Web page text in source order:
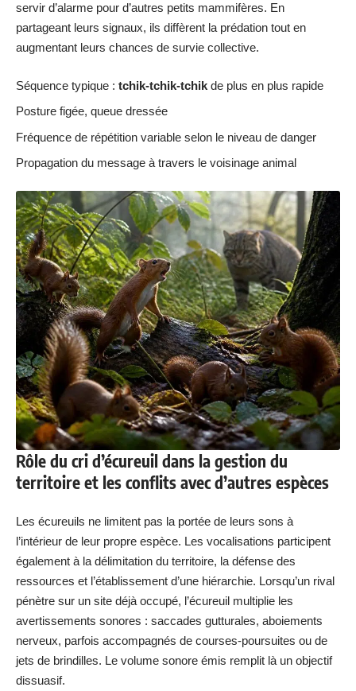
servir d’alarme pour d’autres petits mammifères. En
partageant leurs signaux, ils diffèrent la prédation tout en
augmentant leurs chances de survie collective.
Séquence typique : tchik-tchik-tchik de plus en plus rapide
Posture figée, queue dressée
Fréquence de répétition variable selon le niveau de danger
Propagation du message à travers le voisinage animal
Rôle du cri d’écureuil dans la gestion du
territoire et les conflits avec d’autres espèces
Les écureuils ne limitent pas la portée de leurs sons à
l’intérieur de leur propre espèce. Les vocalisations participent
également à la délimitation du territoire, la défense des
ressources et l’établissement d’une hiérarchie. Lorsqu’un rival
pénètre sur un site déjà occupé, l’écureuil multiplie les
avertissements sonores : saccades gutturales, aboiements
nerveux, parfois accompagnés de courses-poursuites ou de
jets de brindilles. Le volume sonore émis remplit là un objectif
dissuasif.